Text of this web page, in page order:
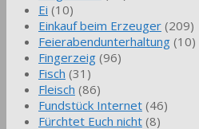
Ei (10)
Einkauf beim Erzeuger (209)
Feierabendunterhaltung (10)
Fingerzeig (96)
Fisch (31)
Fleisch (86)
Fundstück Internet (46)
Fürchtet Euch nicht (8)